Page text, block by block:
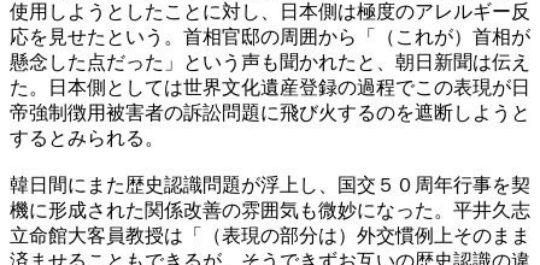
使用しようとしたことに対し、日本側は極度のアレルギー反
応を見せたという。首相官邸の周囲から「（これが）首相が
懸念した点だった」という声も聞かれたと、朝日新聞は伝え
た。日本側としては世界文化遺産登録の過程でこの表現が日
帝強制徴用被害者の訴訟問題に飛び火するのを遮断しようと
するとみられる。
韓日間にまた歴史認識問題が浮上し、国交５０周年行事を契
機に形成された関係改善の雰囲気も微妙になった。平井久志
立命館大客員教授は「（表現の部分は）外交慣例上そのまま
済ませることもできるが、そうできずお互いの歴史認識の違